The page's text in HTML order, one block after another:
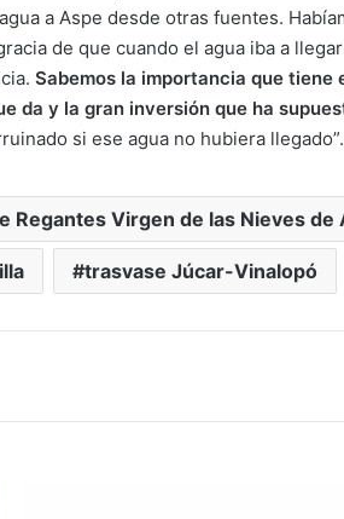
a Aspe desde otras fuentes.
de que cuando el agua iba a
Sabemos la importancia que tiene
da y la gran inversión que ha
si ese agua no hubiera llegado”.
Regantes Virgen de las Nieves de
trasvase Júcar-Vinalopó